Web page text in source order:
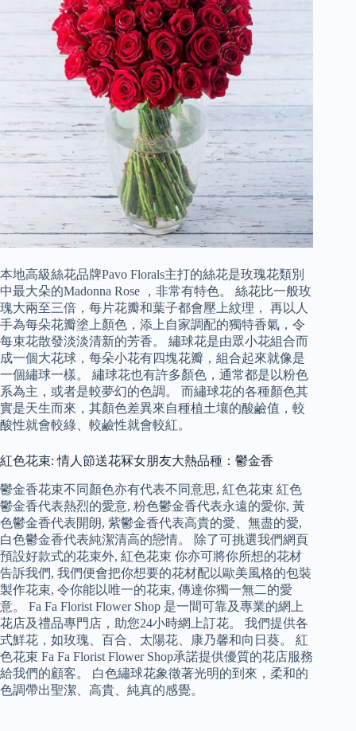
本地高級絲花品牌Pavo Florals主打的絲花是玫瑰花類別
中最大朵的Madonna Rose ，非常有特色。 絲花比一般玫
瑰大兩至三倍，每片花瓣和葉子都會壓上紋理， 再以人
手為每朵花瓣塗上顏色，添上自家調配的獨特香氣，令
每束花散發淡淡清新的芳香。 繡球花是由眾小花組合而
成一個大花球，每朵小花有四塊花瓣，組合起來就像是
一個繡球一樣。 繡球花也有許多顏色，通常都是以粉色
系為主，或者是較夢幻的色調。 而繡球花的各種顏色其
實是天生而來，其顏色差異來自種植土壤的酸鹼值，較
酸性就會較綠、較鹼性就會較紅。
紅色花束: 情人節送花冧女朋友大熱品種：鬱金香
鬱金香花束不同顏色亦有代表不同意思, 紅色花束 紅色
鬱金香代表熱烈的愛意, 粉色鬱金香代表永遠的愛你, 黃
色鬱金香代表開朗, 紫鬱金香代表高貴的愛、無盡的愛,
白色鬱金香代表純潔清高的戀情。 除了可挑選我們網頁
預設好款式的花束外, 紅色花束 你亦可將你所想的花材
告訴我們, 我們便會把你想要的花材配以歐美風格的包裝
製作花束, 令你能以唯一的花束, 傳達你獨一無二的愛
意。 Fa Fa Florist Flower Shop 是一間可靠及專業的網上
花店及禮品專門店，助您24小時網上訂花。 我們提供各
式鮮花，如玫瑰、百合、太陽花、康乃馨和向日葵。 紅
色花束 Fa Fa Florist Flower Shop承諾提供優質的花店服務
給我們的顧客。 白色繡球花象徵著光明的到來，柔和的
色調帶出聖潔、高貴、純真的感覺。